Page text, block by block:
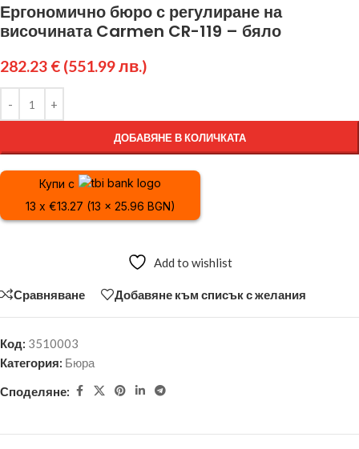
Ергономично бюро с регулиране на
височината Carmen CR-119 – бяло
282.23 € (551.99 лв.)
ДОБАВЯНЕ В КОЛИЧКАТА
Купи с
13 x €13.27 (13 x 25.96 BGN)
Add to wishlist
Сравняване Добавяне към списък с желания
Код: 3510003
Категория: Бюра
Споделяне: